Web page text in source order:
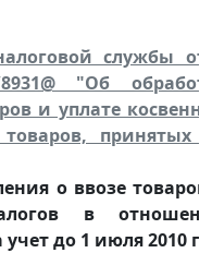
службы
"Об
и уплате
принятых
о ввозе
в
до 1 июля 2010 г.?